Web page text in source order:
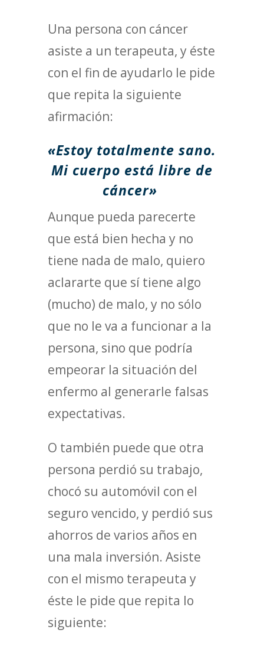
Una persona con cáncer
asiste a un terapeuta, y éste
con el fin de ayudarlo le pide
que repita la siguiente
afirmación:
«Estoy totalmente sano.
Mi cuerpo está libre de
cáncer»
Aunque pueda parecerte
que está bien hecha y no
tiene nada de malo, quiero
aclararte que sí tiene algo
(mucho) de malo, y no sólo
que no le va a funcionar a la
persona, sino que podría
empeorar la situación del
enfermo al generarle falsas
expectativas.
O también puede que otra
persona perdió su trabajo,
chocó su automóvil con el
seguro vencido, y perdió sus
ahorros de varios años en
una mala inversión. Asiste
con el mismo terapeuta y
éste le pide que repita lo
siguiente: